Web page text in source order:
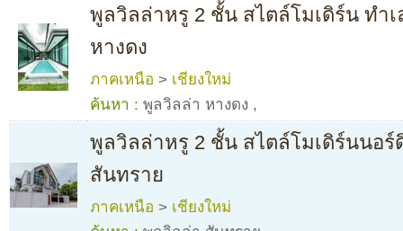
พูลวิลล่าหรู 2 ชั้น สไตล์โมเดิร์น ทำ
หางดง
ภาคเหนือ > เชียงใหม่
ค้นหา : พูลวิลล่า หางดง ,
พูลวิลล่าหรู 2 ชั้น สไตล์โมเดิร์นนอร์
สันทราย
ภาคเหนือ > เชียงใหม่